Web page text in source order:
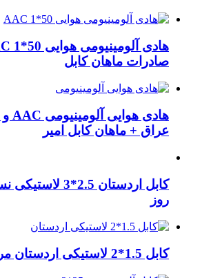
صادرات ماهان کابل
عراق + ماهان کابل امیر
کابل اردستان
روز
کابل 1.5*2 لاستیکی اردستان مرکز خرید